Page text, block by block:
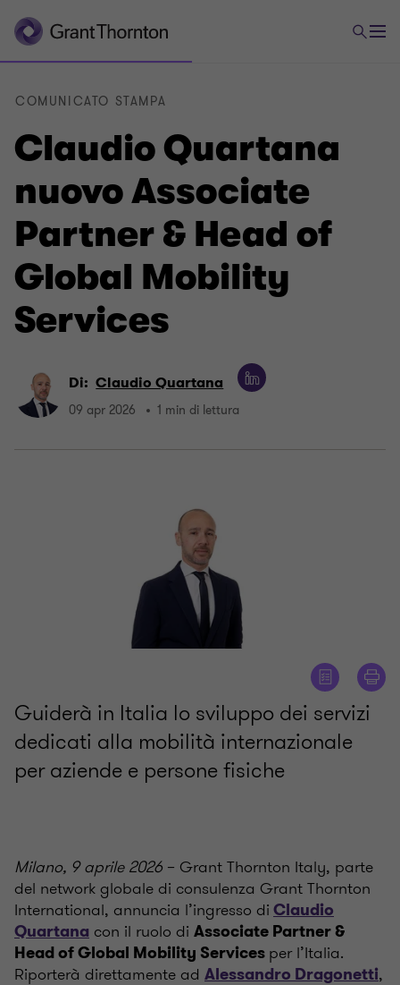
Claudio Quartana
nuovo Associate
Partner & Head of
Global Mobility
Services
COMUNICATO STAMPA
Di: Claudio Quartana
09 apr 2026 1 min di lettura
Guiderà in Italia lo sviluppo dei servizi
dedicati alla mobilità internazionale
per aziende e persone fisiche
Milano, 9 aprile 2026 – Grant Thornton Italy, parte
del network globale di consulenza Grant Thornton
International, annuncia l’ingresso di Claudio
Quartana con il ruolo di Associate Partner &
Head of Global Mobility Services per l’Italia.
Riporterà direttamente ad Alessandro Dragonetti,